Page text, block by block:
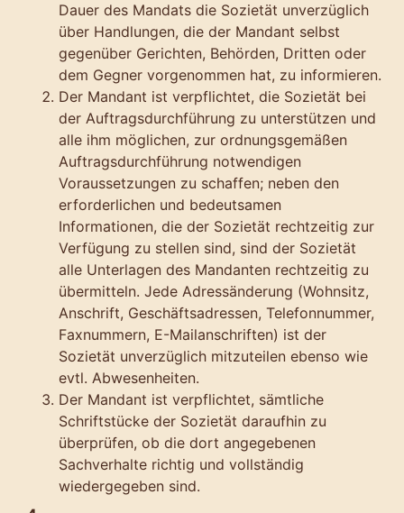
Dauer des Mandats die Sozietät unverzüglich
über Handlungen, die der Mandant selbst
gegenüber Gerichten, Behörden, Dritten oder
dem Gegner vorgenommen hat, zu informieren.
Der Mandant ist verpflichtet, die Sozietät bei
der Auftragsdurchführung zu unterstützen und
alle ihm möglichen, zur ordnungsgemäßen
Auftragsdurchführung notwendigen
Voraussetzungen zu schaffen; neben den
erforderlichen und bedeutsamen
Informationen, die der Sozietät rechtzeitig zur
Verfügung zu stellen sind, sind der Sozietät
alle Unterlagen des Mandanten rechtzeitig zu
übermitteln. Jede Adressänderung (Wohnsitz,
Anschrift, Geschäftsadressen, Telefonnummer,
Faxnummern, E-Mailanschriften) ist der
Sozietät unverzüglich mitzuteilen ebenso wie
evtl. Abwesenheiten.
Der Mandant ist verpflichtet, sämtliche
Schriftstücke der Sozietät daraufhin zu
überprüfen, ob die dort angegebenen
Sachverhalte richtig und vollständig
wiedergegeben sind.